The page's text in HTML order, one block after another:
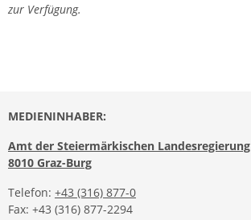
zur Verfügung.
MEDIENINHABER:
Amt der Steiermärkischen Landesregierung
8010 Graz-Burg
Telefon: +43 (316) 877-0
Fax: +43 (316) 877-2294